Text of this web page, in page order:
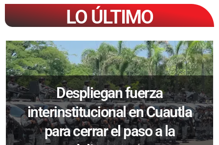
LO ÚLTIMO
Despliegan fuerza
interinstitucional en Cuautla
para cerrar el paso a la